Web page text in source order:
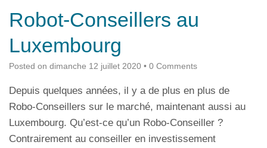
Robot-Conseillers au
Luxembourg
Posted on dimanche 12 juillet 2020 • 0 Comments
Depuis quelques années, il y a de plus en plus de
Robo-Conseillers sur le marché, maintenant aussi au
Luxembourg. Qu’est-ce qu’un Robo-Conseiller ?
Contrairement au conseiller en investissement